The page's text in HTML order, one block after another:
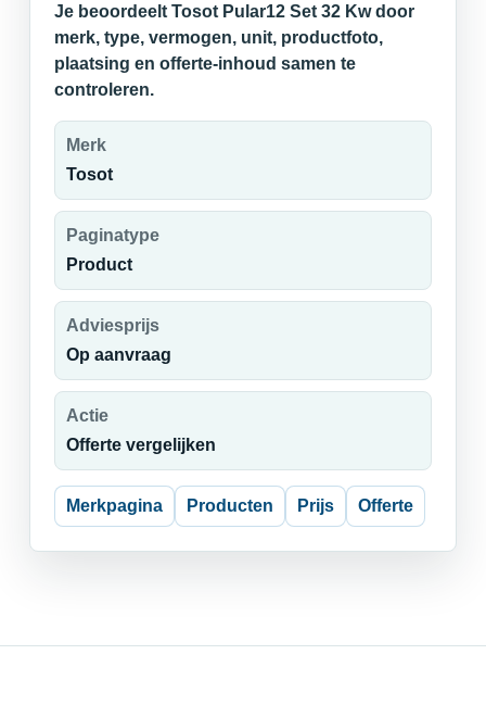
Je beoordeelt Tosot Pular12 Set 32 Kw door
merk, type, vermogen, unit, productfoto,
plaatsing en offerte-inhoud samen te
controleren.
Merk
Tosot
Paginatype
Product
Adviesprijs
Op aanvraag
Actie
Offerte vergelijken
Merkpagina Producten Prijs Offerte